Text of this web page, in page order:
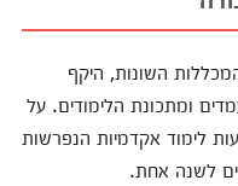
השונות, היקף
ומתכונת הלימודים. על
כוללים הלימודים סביב 420 שעות לימוד אקדמיות הנפרשות
לשנה אחת.